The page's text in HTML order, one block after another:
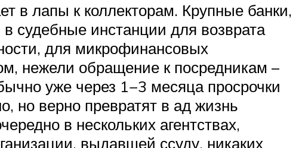
в лапы к коллекторам. Крупные банки,
судебные инстанции для возврата
для микрофинансовых
нежели обращение к посредникам –
уже через 1−3 месяца просрочки
но верно превратят в ад жизнь
в нескольких агентствах,
выдавшей ссуду, никаких